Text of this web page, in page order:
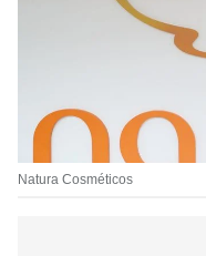
Natura Cosméticos